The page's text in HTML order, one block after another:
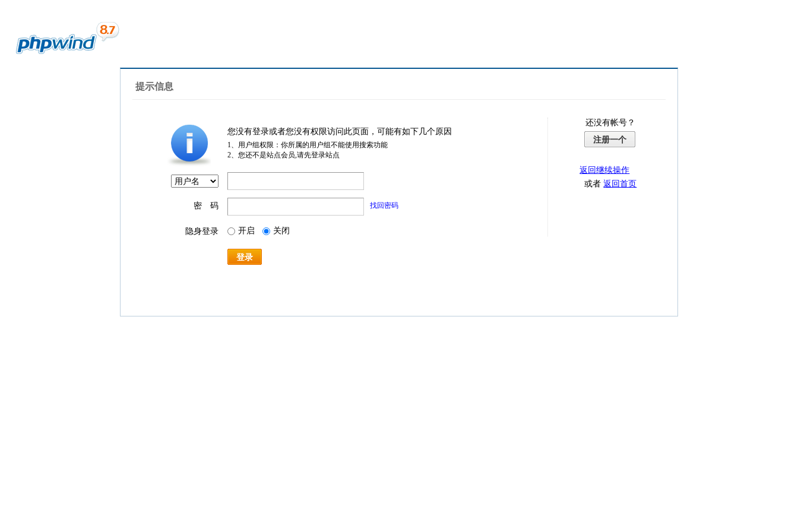
提示信息
您没有登录或者您没有权限访问此页面，可能有如下几个原因
1、用户组权限：你所属的用户组不能使用搜索功能
2、您还不是站点会员,请先登录站点
密 码 找回密码
隐身登录 开启 关闭
登录
还没有帐号？
注册一个
返回继续操作
或者返回首页